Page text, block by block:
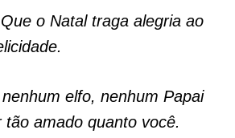
o Natal traga alegria ao
elfo, nenhum Papai
tão amado quanto você.